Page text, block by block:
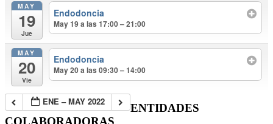
MAY
19
Jue
Endodoncia
May 19 a las 17:00 – 21:00
MAY
20
Vie
Endodoncia
May 20 a las 09:30 – 14:00
ENE – MAY 2022
ENTIDADES
COLABORADORAS